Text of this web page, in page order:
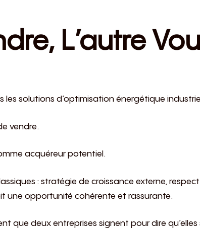
L’autre
les solutions d’optimisation énergétique
vendre.
acquéreur potentiel.
: stratégie de croissance externe,
une opportunité cohérente et rassurante.
que deux entreprises signent pour dire qu’elles